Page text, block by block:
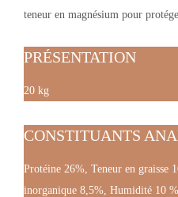
teneur en magnésium pour
PRÉSENTATION
20 kg
CONSTITUANTS
Protéine 26%, Teneur en graisse
inorganique 8,5%, Humidité 10